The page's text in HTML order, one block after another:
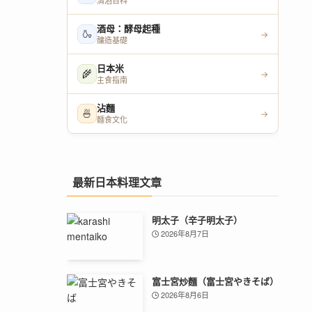
🍶 酒母：酵母起種
釀造基礎
→
🌾 日本米
主食指南
→
🍜 沾麵
麵食文化
→
最新日本料理文章
明太子（辛子明太子）
2026年8月7日
富士宮炒麵（富士宮やきそば）
2026年8月6日